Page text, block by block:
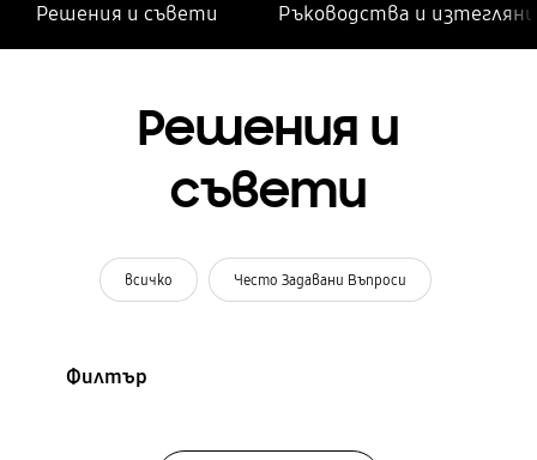
Решения и съвети Ръководства и
Решения и
съвети
всичко Често Задавани Въпроси
Филтър